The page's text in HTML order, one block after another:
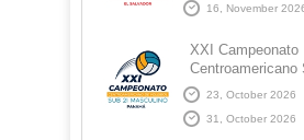
16, November
XXI Campeonato
Centroamericano
23, October 2026
31, October 2026